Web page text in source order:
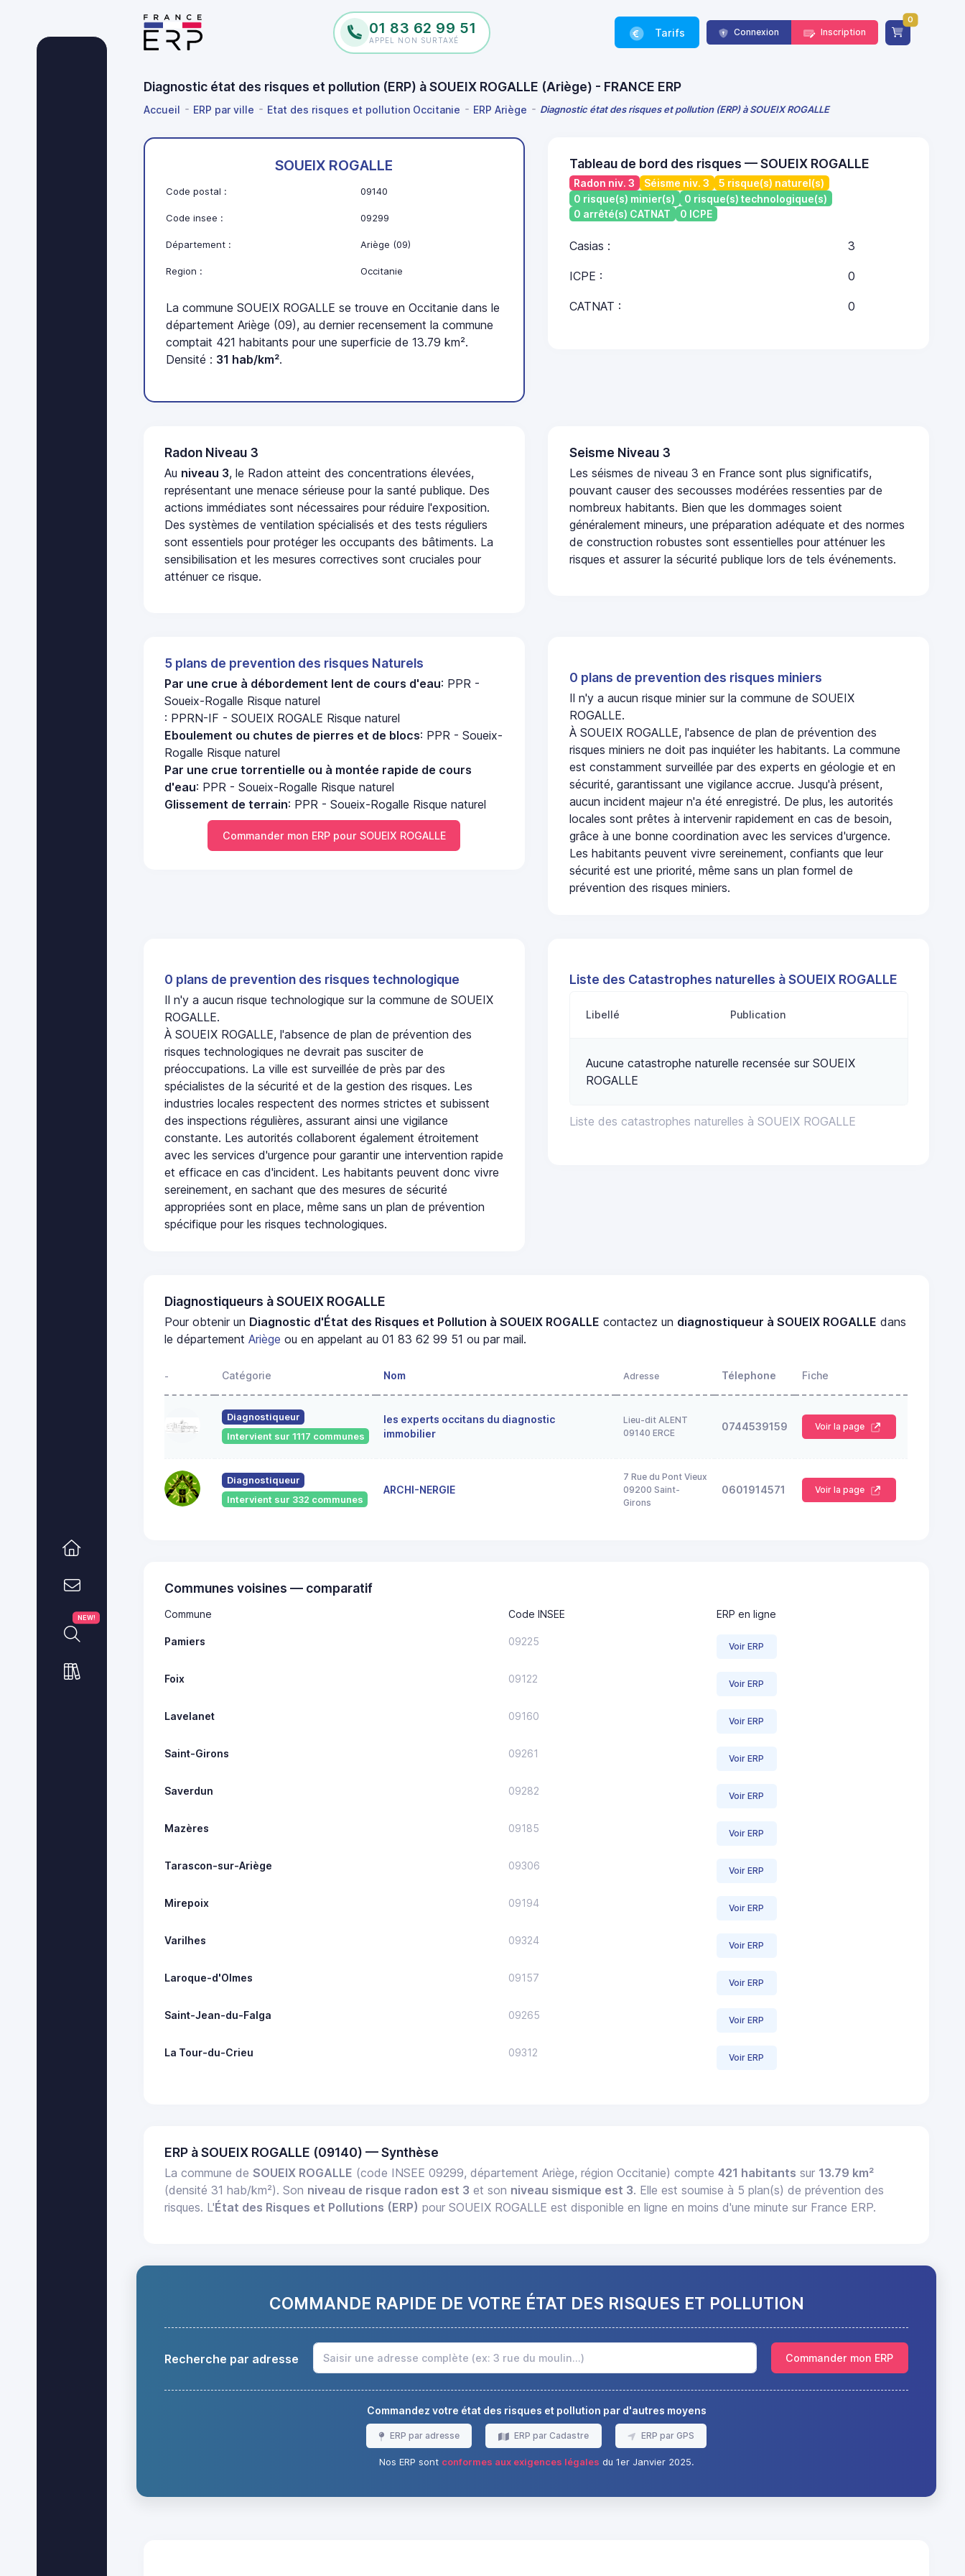
01 83 62 99 51
APPEL NON SURTAXÉ
Tarifs Connexion Inscription
0
Diagnostic état des risques et pollution (ERP) à SOUEIX ROGALLE (Ariège) - FRANCE ERP
Accueil ERP par ville Etat des risques et pollution Occitanie ERP Ariège Diagnostic état des risques et pollution (ERP) à SOUEIX ROGALLE
NEW!
SOUEIX ROGALLE
Code postal : 09140
Code insee : 09299
Département : Ariège (09)
Region : Occitanie
La commune SOUEIX ROGALLE se trouve en Occitanie dans le
département Ariège (09), au dernier recensement la commune
comptait 421 habitants pour une superficie de 13.79 km².
Densité : 31 hab/km².
Tableau de bord des risques — SOUEIX ROGALLE
Radon niv. 3 Séisme niv. 3
5 risque(s) naturel(s)
0 risque(s) minier(s)
0 risque(s) technologique(s)
0 arrêté(s) CATNAT
0 ICPE
Casias : 3
ICPE : 0
CATNAT : 0
Radon Niveau 3
Au niveau 3, le Radon atteint des concentrations élevées,
représentant une menace sérieuse pour la santé publique. Des
actions immédiates sont nécessaires pour réduire l'exposition.
Des systèmes de ventilation spécialisés et des tests réguliers
sont essentiels pour protéger les occupants des bâtiments. La
sensibilisation et les mesures correctives sont cruciales pour
atténuer ce risque.
Seisme Niveau 3
Les séismes de niveau 3 en France sont plus significatifs,
pouvant causer des secousses modérées ressenties par de
nombreux habitants. Bien que les dommages soient
généralement mineurs, une préparation adéquate et des normes
de construction robustes sont essentielles pour atténuer les
risques et assurer la sécurité publique lors de tels événements.
5 plans de prevention des risques Naturels
Par une crue à débordement lent de cours d'eau: PPR -
Soueix-Rogalle Risque naturel
: PPRN-IF - SOUEIX ROGALE Risque naturel
Eboulement ou chutes de pierres et de blocs: PPR - Soueix-
Rogalle Risque naturel
Par une crue torrentielle ou à montée rapide de cours
d'eau: PPR - Soueix-Rogalle Risque naturel
Glissement de terrain: PPR - Soueix-Rogalle Risque naturel
Commander mon ERP pour SOUEIX ROGALLE
0 plans de prevention des risques miniers
Il n'y a aucun risque minier sur la commune de SOUEIX
ROGALLE.
À SOUEIX ROGALLE, l'absence de plan de prévention des
risques miniers ne doit pas inquiéter les habitants. La commune
est constamment surveillée par des experts en géologie et en
sécurité, garantissant une vigilance accrue. Jusqu'à présent,
aucun incident majeur n'a été enregistré. De plus, les autorités
locales sont prêtes à intervenir rapidement en cas de besoin,
grâce à une bonne coordination avec les services d'urgence.
Les habitants peuvent vivre sereinement, confiants que leur
sécurité est une priorité, même sans un plan formel de
prévention des risques miniers.
0 plans de prevention des risques technologique
Il n'y a aucun risque technologique sur la commune de SOUEIX
ROGALLE.
À SOUEIX ROGALLE, l'absence de plan de prévention des
risques technologiques ne devrait pas susciter de
préoccupations. La ville est surveillée de près par des
spécialistes de la sécurité et de la gestion des risques. Les
industries locales respectent des normes strictes et subissent
des inspections régulières, assurant ainsi une vigilance
constante. Les autorités collaborent également étroitement
avec les services d'urgence pour garantir une intervention rapide
et efficace en cas d'incident. Les habitants peuvent donc vivre
sereinement, en sachant que des mesures de sécurité
appropriées sont en place, même sans un plan de prévention
spécifique pour les risques technologiques.
Liste des Catastrophes naturelles à SOUEIX ROGALLE
Liste des catastrophes naturelles à SOUEIX ROGALLE
Libellé Publication
Aucune catastrophe naturelle recensée sur SOUEIX
ROGALLE
Diagnostiqueurs à SOUEIX ROGALLE
Pour obtenir un Diagnostic d'État des Risques et Pollution à SOUEIX ROGALLE contactez un diagnostiqueur à SOUEIX ROGALLE dans
le départementAriège ou en appelant au 01 83 62 99 51 ou par mail.
- Catégorie Nom Adresse Télephone Fiche
Diagnostiqueur
Intervient sur 1117 communes
les experts occitans du diagnostic
immobilier
Lieu-dit ALENT
09140 ERCE
0744539159 Voir la page
Diagnostiqueur
Intervient sur 332 communes
ARCHI-NERGIE
7 Rue du Pont Vieux
09200 Saint-
Girons
0601914571 Voir la page
Communes voisines — comparatif
Commune Code INSEE ERP en ligne
Pamiers 09225 Voir ERP
Foix 09122 Voir ERP
Lavelanet 09160 Voir ERP
Saint-Girons 09261 Voir ERP
Saverdun 09282 Voir ERP
Mazères 09185 Voir ERP
Tarascon-sur-Ariège 09306 Voir ERP
Mirepoix 09194 Voir ERP
Varilhes 09324 Voir ERP
Laroque-d'Olmes 09157 Voir ERP
Saint-Jean-du-Falga 09265 Voir ERP
La Tour-du-Crieu 09312 Voir ERP
ERP à SOUEIX ROGALLE (09140) — Synthèse
La commune deSOUEIX ROGALLE (code INSEE 09299, département Ariège, région Occitanie) compte421 habitants sur 13.79 km²
(densité 31 hab/km²). Son niveau de risque radon est 3 et son niveau sismique est 3. Elle est soumise à 5 plan(s) de prévention des
risques. L'État des Risques et Pollutions (ERP) pour SOUEIX ROGALLE est disponible en ligne en moins d'une minute sur France ERP.
COMMANDE RAPIDE DE VOTRE ÉTAT DES RISQUES ET POLLUTION
Recherche par adresse Commander mon ERP
Commandez votre état des risques et pollution par d'autres moyens
ERP par adresse ERP par Cadastre ERP par GPS
Nos ERP sont conformes aux exigences légales du 1er Janvier 2025.